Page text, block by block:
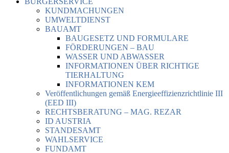
KUNDMACHUNGEN
UMWELTDIENST
BAUAMT
BAUGESETZ UND FORMULARE
FÖRDERUNGEN – BAU
WASSER UND ABWASSER
INFORMATIONEN ÜBER RICHTIGE
TIERHALTUNG
INFORMATIONEN KEM
Veröffentlichungen gemäß Energieeffizienzrichtlinie III
(EED III)
RECHTSBERATUNG – MAG. REZAR
ID AUSTRIA
STANDESAMT
WAHLSERVICE
FUNDAMT